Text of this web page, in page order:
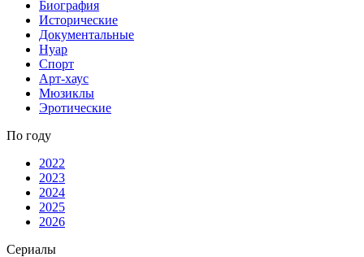
Биография
Исторические
Документальные
Нуар
Спорт
Арт-хаус
Мюзиклы
Эротические
По году
2022
2023
2024
2025
2026
Сериалы